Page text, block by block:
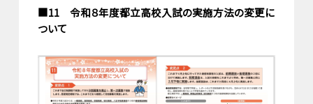
■11 令和８年度都立高校入試の実施方法の変更に
ついて